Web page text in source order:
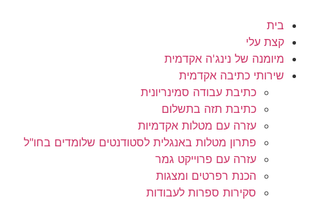
לתוכן
בית
קצת עלי
מיומנה של נינג'ה אקדמית
שירותי כתיבה אקדמית
כתיבת עבודה סמינריונית
כתיבת תזה בתשלום
עזרה עם מטלות אקדמיות
פתרון מטלות באנגלית לסטודנטים שלומדים בחו"ל
עזרה עם פרוייקט גמר
הכנת רפרטים ומצגות
סקירות ספרות לעבודות